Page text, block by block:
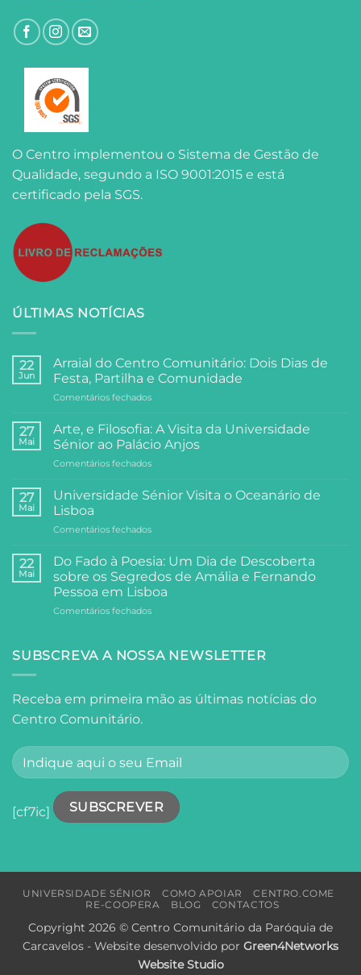
O Centro implementou o Sistema de Gestão de
Qualidade, segundo a ISO 9001:2015 e está
certificado pela SGS.
ÚLTIMAS NOTÍCIAS
22
Jun
Arraial do Centro Comunitário: Dois Dias de
Festa, Partilha e Comunidade
Comentários fechadosem
do
Centro
Comunitário:
Dois
de
e
27
Mai
Arte, e Filosofia: A Visita da Universidade
Sénior ao Palácio Anjos
Comentários fechadosem
e
Filosofia:
Visita
Universidade
Sénior
Palácio
Anjos
27
Mai
Universidade Sénior Visita o Oceanário de
Lisboa
Comentários fechadosem
Sénior
Visita
o
Oceanário
de
22
Mai
Do Fado à Poesia: Um Dia de Descoberta
sobre os Segredos de Amália e Fernando
Pessoa em Lisboa
Comentários fechadosem
à
Dia
de
os
Segredos
e
Fernando
SUBSCREVA A NOSSA NEWSLETTER
Receba em primeira mão as últimas notícias do
Centro Comunitário.
[cf7ic]
UNIVERSIDADE SÉNIOR COMO APOIAR
CENTRO.COME
RE-COOPERA
BLOG CONTACTOS
Copyright 2026 © Centro Comunitário da Paróquia de
Carcavelos - Website desenvolvido por Green4Networks
Website Studio